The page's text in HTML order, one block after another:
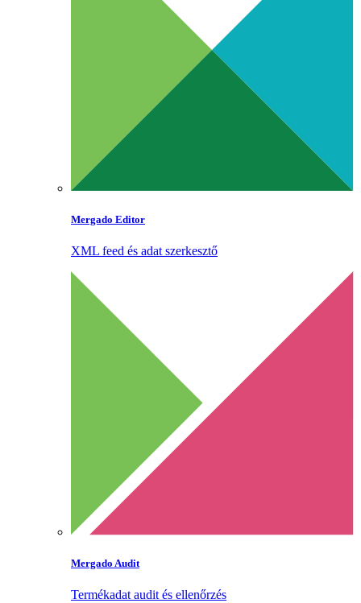
Mergado Editor
XML feed és adat szerkesztő
Mergado Audit
Termékadat audit és ellenőrzés